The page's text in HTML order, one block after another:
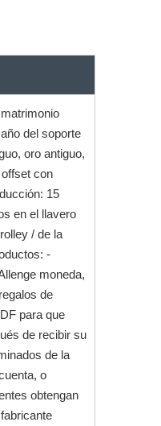
del soporte
oro antiguo,
con
15
en el llavero
/ de la
-
moneda,
de
para que
de recibir su
de la
o
obtengan